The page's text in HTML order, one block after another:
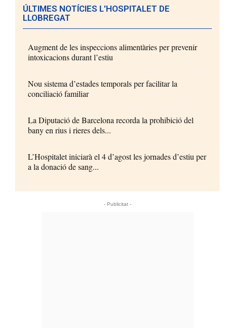
ÚLTIMES NOTÍCIES L'HOSPITALET DE
LLOBREGAT
Augment de les inspeccions alimentàries per prevenir
intoxicacions durant l’estiu
Nou sistema d’estades temporals per facilitar la
conciliació familiar
La Diputació de Barcelona recorda la prohibició del
bany en rius i rieres dels...
L’Hospitalet iniciarà el 4 d’agost les jornades d’estiu per
a la donació de sang...
- Publicitat -